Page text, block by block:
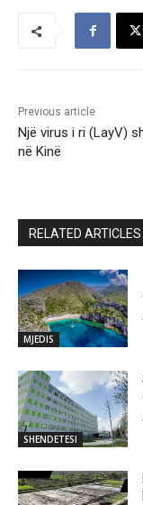
Previous article
Një virus i ri (LayV)
në Kinë
RELATED ARTICLES
MJEDIS
SHENDETESI